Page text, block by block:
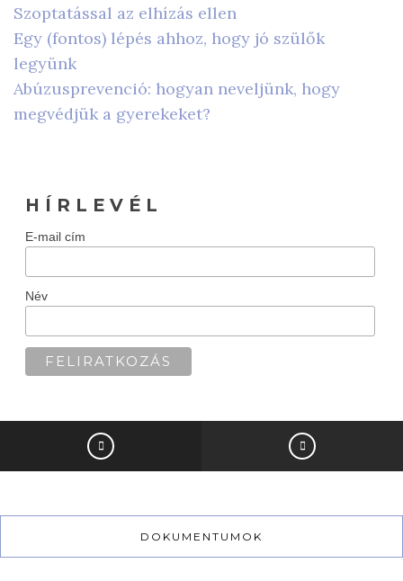
Szoptatással az elhízás ellen
Egy (fontos) lépés ahhoz, hogy jó szülők
legyünk
Abúzusprevenció: hogyan neveljünk, hogy
megvédjük a gyerekeket?
H Í R L E V É L
E-mail cím
Név
DOKUMENTUMOK